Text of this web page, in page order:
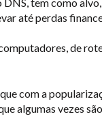
até perdas
de
com a
algumas vezes